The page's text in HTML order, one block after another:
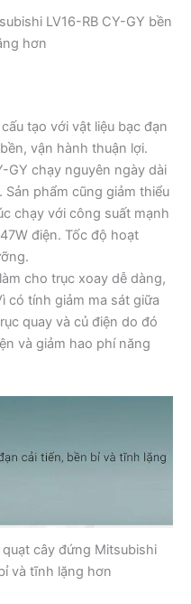
LV16-RB CY-GY bền
hơn
tạo với vật liệu bạc đạn
vận hành thuận lợi.
GY chạy nguyên ngày dài
phẩm cũng giảm thiểu
chạy với công suất mạnh
điện. Tốc độ hoạt
cho trục xoay dễ dàng,
có tính giảm ma sát giữa
quay và củ điện do đó
và giảm hao phí năng
cây đứng Mitsubishi
và tĩnh lặng hơn